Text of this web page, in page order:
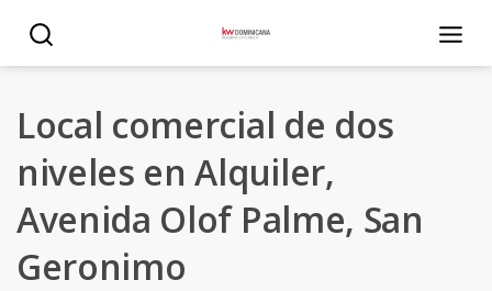
Local comercial de dos
niveles en Alquiler,
Avenida Olof Palme, San
Geronimo